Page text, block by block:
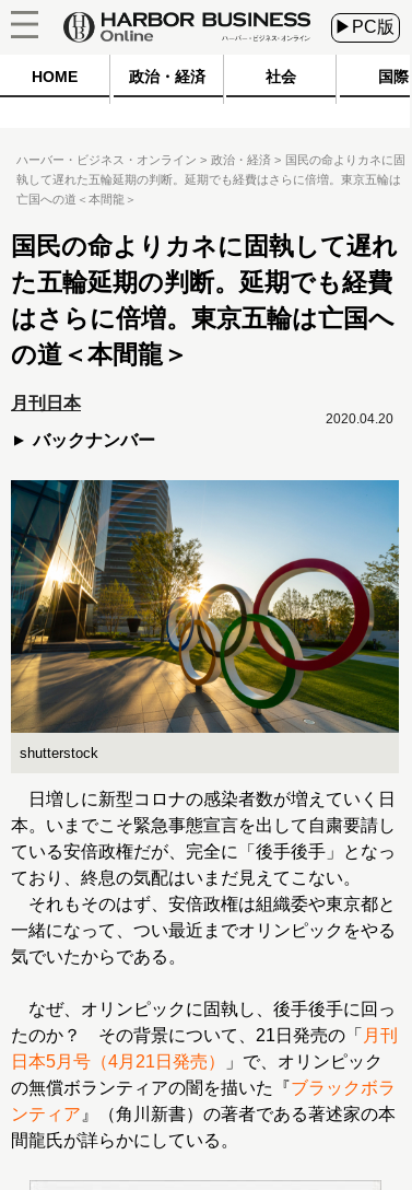
▶PC版
HOME 政治・経済 社会 国際
ハーバー・ビジネス・オンライン 政治・経済
国民の命よりカネに固
執して遅れた五輪延期の判断。延期でも経費はさらに倍増。東京五輪は
亡国への道＜本間龍＞
国民の命よりカネに固執して遅れ
た五輪延期の判断。延期でも経費
はさらに倍増。東京五輪は亡国へ
の道＜本間龍＞
月刊日本
バックナンバー
2020.04.20
shutterstock
日増しに新型コロナの感染者数が増えていく日
本。いまでこそ緊急事態宣言を出して自粛要請し
ている安倍政権だが、完全に「後手後手」となっ
ており、終息の気配はいまだ見えてこない。
それもそのはず、安倍政権は組織委や東京都と
一緒になって、つい最近までオリンピックをやる
気でいたからである。
なぜ、オリンピックに固執し、後手後手に回っ
たのか？ その背景について、21日発売の「 月刊
日本5月号（4月21日発売）
」で、オリンピック
の無償ボランティアの闇を描いた『ブラックボラ
ンティア 』（角川新書）の著者である著述家の本
間龍氏が詳らかにしている。